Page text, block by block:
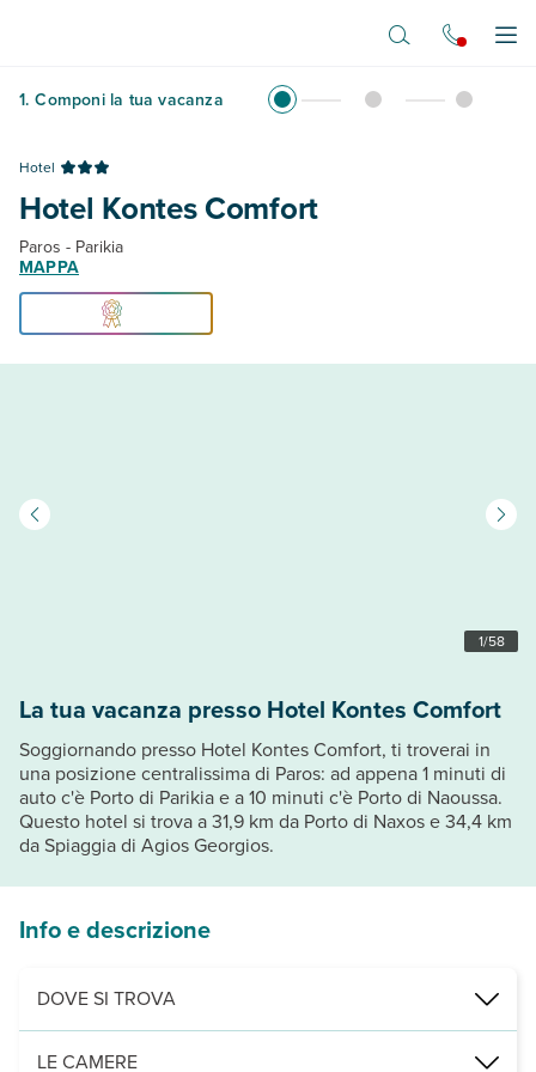
1. Componi la tua vacanza
Hotel
Hotel Kontes Comfort
Paros - Parikia
MAPPA
1/58
La tua vacanza presso Hotel Kontes Comfort
Soggiornando presso Hotel Kontes Comfort, ti troverai in
una posizione centralissima di Paros: ad appena 1 minuti di
auto c'è Porto di Parikia e a 10 minuti c'è Porto di Naoussa.
Questo hotel si trova a 31,9 km da Porto di Naxos e 34,4 km
da Spiaggia di Agios Georgios.
Info e descrizione
DOVE SI TROVA
Nei pressi di: Porto di Parikia
LE CAMERE